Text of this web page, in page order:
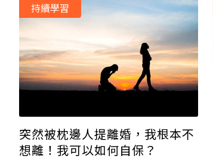
突然被枕邊人提離婚，我根本不
想離！我可以如何自保？
持續學習